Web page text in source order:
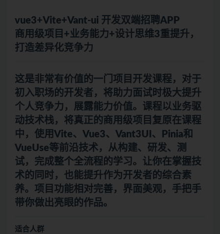
vue3+Vite+Vant-ui 开发双端招聘APP
商用级项目+业务能力+设计思维3重提升，
打造差异化竞争力
这是非常有价值的一门项目开发课程，对于
初入职场的开发者，将助力 面试 时极大提升
个人竞争力，展露能力价值。课程以业务驱
动技术栈，将真正的商用级项目复原在课程
中，使用Vite、Vue3、Vant3UI、Pinia和
VueUse等前沿技术，从构建、研发、测
试，完成整个全流程的学习。让你在掌握技
术的同时，也能提升作为开发者的综合素
养。项目功能相对完善，界面美观，手把手
带你做出亮眼的作品。
适合人群